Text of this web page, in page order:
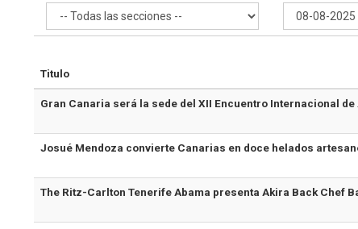
Titulo
Gran Canaria será la sede del XII Encuentro Internacional
Josué Mendoza convierte Canarias en doce helados
The Ritz-Carlton Tenerife Abama presenta Akira Back Chef